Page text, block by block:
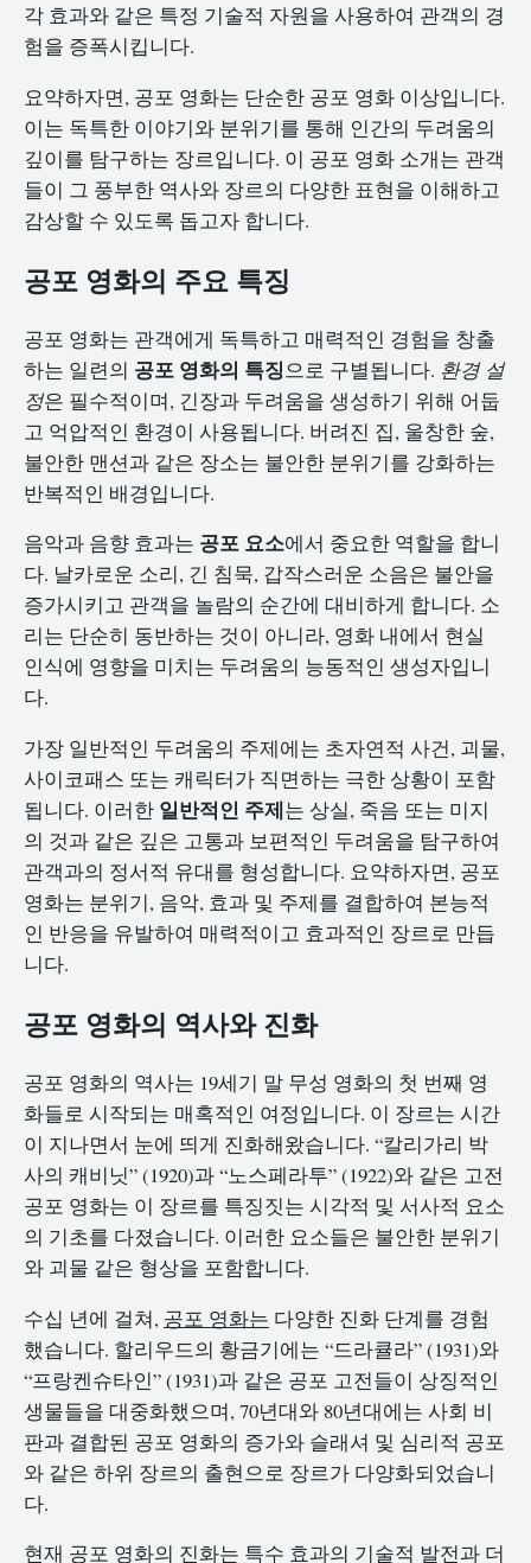
각 효과와 같은 특정 기술적 자원을 사용하여 관객의 경
험을 증폭시킵니다.
요약하자면, 공포 영화는 단순한 공포 영화 이상입니다.
이는 독특한 이야기와 분위기를 통해 인간의 두려움의
깊이를 탐구하는 장르입니다. 이 공포 영화 소개는 관객
들이 그 풍부한 역사와 장르의 다양한 표현을 이해하고
감상할 수 있도록 돕고자 합니다.
공포 영화의 주요 특징
공포 영화는 관객에게 독특하고 매력적인 경험을 창출
하는 일련의 공포 영화의 특징으로 구별됩니다. 환경 설
정은 필수적이며, 긴장과 두려움을 생성하기 위해 어둡
고 억압적인 환경이 사용됩니다. 버려진 집, 울창한 숲,
불안한 맨션과 같은 장소는 불안한 분위기를 강화하는
반복적인 배경입니다.
음악과 음향 효과는 공포 요소에서 중요한 역할을 합니
다. 날카로운 소리, 긴 침묵, 갑작스러운 소음은 불안을
증가시키고 관객을 놀람의 순간에 대비하게 합니다. 소
리는 단순히 동반하는 것이 아니라, 영화 내에서 현실
인식에 영향을 미치는 두려움의 능동적인 생성자입니
다.
가장 일반적인 두려움의 주제에는 초자연적 사건, 괴물,
사이코패스 또는 캐릭터가 직면하는 극한 상황이 포함
됩니다. 이러한 일반적인 주제는 상실, 죽음 또는 미지
의 것과 같은 깊은 고통과 보편적인 두려움을 탐구하여
관객과의 정서적 유대를 형성합니다. 요약하자면, 공포
영화는 분위기, 음악, 효과 및 주제를 결합하여 본능적
인 반응을 유발하여 매력적이고 효과적인 장르로 만듭
니다.
공포 영화의 역사와 진화
공포 영화의 역사는 19세기 말 무성 영화의 첫 번째 영
화들로 시작되는 매혹적인 여정입니다. 이 장르는 시간
이 지나면서 눈에 띄게 진화해왔습니다. “칼리가리 박
사의 캐비닛” (1920)과 “노스페라투” (1922)와 같은 고전
공포 영화는 이 장르를 특징짓는 시각적 및 서사적 요소
의 기초를 다졌습니다. 이러한 요소들은 불안한 분위기
와 괴물 같은 형상을 포함합니다.
수십 년에 걸쳐, 공포 영화는 다양한 진화 단계를 경험
했습니다. 할리우드의 황금기에는 “드라큘라” (1931)와
“프랑켄슈타인” (1931)과 같은 공포 고전들이 상징적인
생물들을 대중화했으며, 70년대와 80년대에는 사회 비
판과 결합된 공포 영화의 증가와 슬래셔 및 심리적 공포
와 같은 하위 장르의 출현으로 장르가 다양화되었습니
다.
현재 공포 영화의 진화는 특수 효과의 기술적 발전과 더